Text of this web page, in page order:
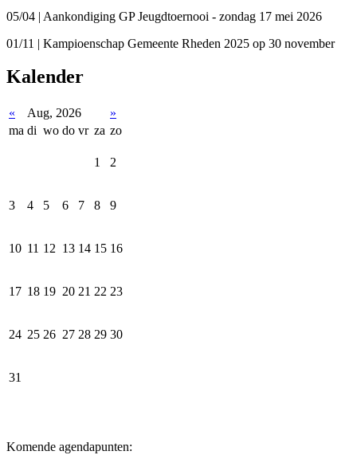
05/04 | Aankondiging GP Jeugdtoernooi - zondag 17 mei 2026
01/11 | Kampioenschap Gemeente Rheden 2025 op 30 november
Kalender
« Aug, 2026
»
ma di wo do vr za zo
1 2
3 4 5 6 7 8 9
10 11 12 13 14 15 16
17 18 19 20 21 22 23
24 25 26 27 28 29 30
31
Komende agendapunten: